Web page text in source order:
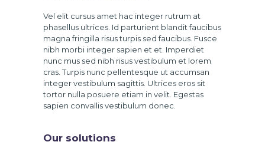
Vel elit cursus amet hac integer rutrum at
phasellus ultrices. Id parturient blandit faucibus
magna fringilla risus turpis sed faucibus. Fusce
nibh morbi integer sapien et et. Imperdiet
nunc mus sed nibh risus vestibulum et lorem
cras. Turpis nunc pellentesque ut accumsan
integer vestibulum sagittis. Ultrices eros sit
tortor nulla posuere etiam in velit. Egestas
sapien convallis vestibulum donec.
Our solutions